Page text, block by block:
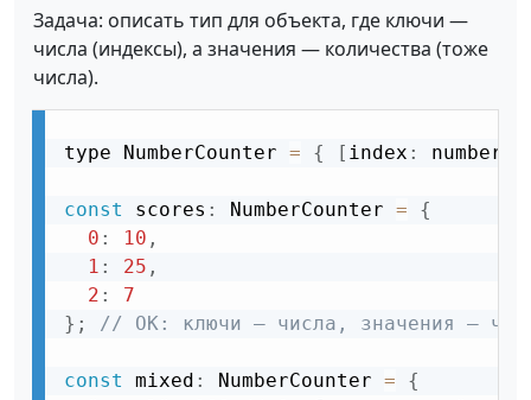
Задача: описать тип для объекта, где ключи —
числа (индексы), а значения — количества (тоже
числа).
type NumberCounter = { [ index : number
const scores : NumberCounter =
{
0 : 10 ,
1 : 25 ,
2 :
7
} ; // OK: ключи — числа, значения —
const mixed : NumberCounter =
{